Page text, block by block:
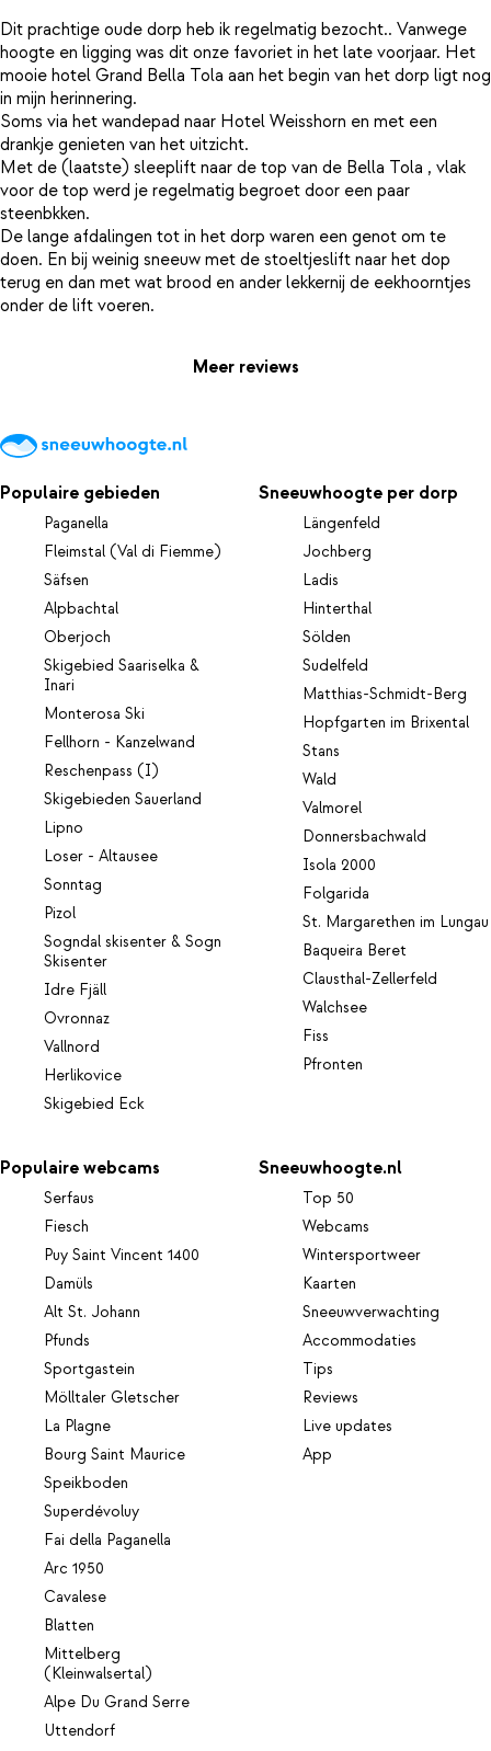
Dit prachtige oude dorp heb ik regelmatig bezocht.. Vanwege
hoogte en ligging was dit onze favoriet in het late voorjaar. Het
mooie hotel Grand Bella Tola aan het begin van het dorp ligt nog
in mijn herinnering.
Soms via het wandepad naar Hotel Weisshorn en met een
drankje genieten van het uitzicht.
Met de (laatste) sleeplift naar de top van de Bella Tola , vlak
voor de top werd je regelmatig begroet door een paar
steenbkken.
De lange afdalingen tot in het dorp waren een genot om te
doen. En bij weinig sneeuw met de stoeltjeslift naar het dop
terug en dan met wat brood en ander lekkernij de eekhoorntjes
Meer reviews
Populaire gebieden
Paganella
Fleimstal (Val di Fiemme)
Säfsen
Alpbachtal
Oberjoch
Skigebied Saariselka &
Inari
Monterosa Ski
Fellhorn - Kanzelwand
Reschenpass (I)
Skigebieden Sauerland
Lipno
Loser - Altausee
Sonntag
Pizol
Sogndal skisenter & Sogn
Skisenter
Idre Fjäll
Ovronnaz
Vallnord
Herlikovice
Skigebied Eck
Sneeuwhoogte per dorp
Längenfeld
Jochberg
Ladis
Hinterthal
Sölden
Sudelfeld
Matthias-Schmidt-Berg
Hopfgarten im Brixental
Stans
Wald
Valmorel
Donnersbachwald
Isola 2000
Folgarida
St. Margarethen im Lungau
Baqueira Beret
Clausthal-Zellerfeld
Walchsee
Fiss
Pfronten
Populaire webcams
Serfaus
Fiesch
Puy Saint Vincent 1400
Damüls
Alt St. Johann
Pfunds
Sportgastein
Mölltaler Gletscher
La Plagne
Bourg Saint Maurice
Speikboden
Superdévoluy
Fai della Paganella
Arc 1950
Cavalese
Blatten
Mittelberg
(Kleinwalsertal)
Alpe Du Grand Serre
Uttendorf
Sneeuwhoogte.nl
Top 50
Webcams
Wintersportweer
Kaarten
Sneeuwverwachting
Accommodaties
Tips
Reviews
Live updates
App